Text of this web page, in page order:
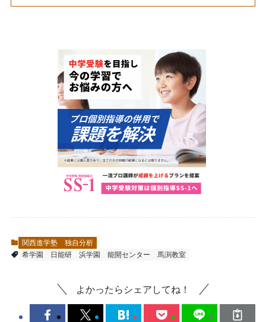
関西進学塾 独自分析
希学園
日能研 浜学園 能開センター 馬渕教室
よかったらシェアしてね！